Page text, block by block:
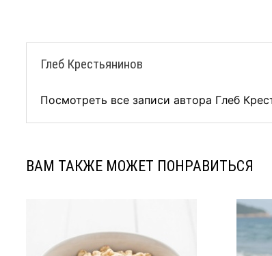
Глеб Крестьянинов
Посмотреть все записи автора Глеб
ВАМ ТАКЖЕ МОЖЕТ ПОНРАВИТЬСЯ